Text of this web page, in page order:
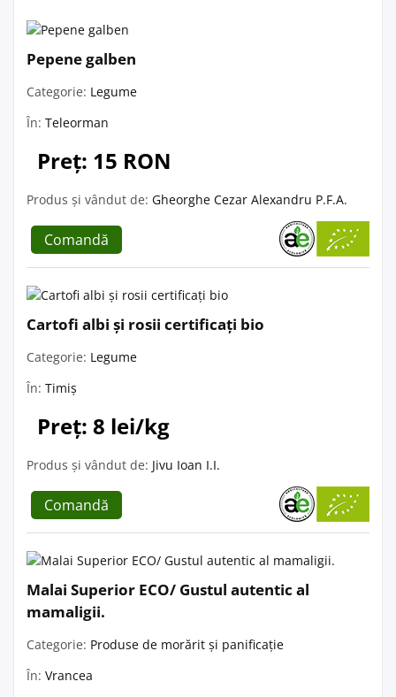
Pepene galben
Categorie: Legume
În: Teleorman
Preț: 15 RON
Produs și vândut de: Gheorghe Cezar Alexandru P.F.A.
Comandă
Cartofi albi și rosii certificați bio
Categorie: Legume
În: Timiș
Preț: 8 lei/kg
Produs și vândut de: Jivu Ioan I.I.
Comandă
Malai Superior ECO/ Gustul autentic al
mamaligii.
Categorie: Produse de morărit și panificație
În: Vrancea